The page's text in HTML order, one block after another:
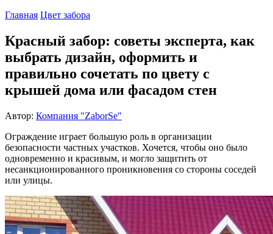
Главная Цвет забора
Красный забор: советы эксперта, как
выбрать дизайн, оформить и
правильно сочетать по цвету с
крышей дома или фасадом стен
Автор: Компания "ZaborSe"
Ограждение играет большую роль в организации
безопасности частных участков. Хочется, чтобы оно было
одновременно и красивым, и могло защитить от
несанкционированного проникновения со стороны соседей
или улицы.